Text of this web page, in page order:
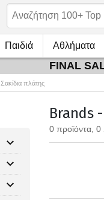
Παιδιά Αθλήματα
FINAL
Σακίδια πλάτης
Brands
0 προϊόντα, 0